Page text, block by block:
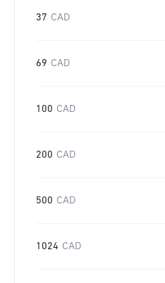
37 CAD
69 CAD
100 CAD
200 CAD
500 CAD
1024 CAD